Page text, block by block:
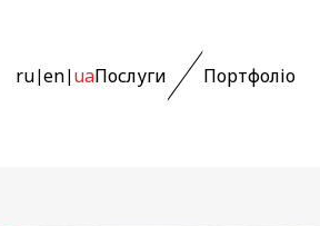
ru|en| uaПослуги Портфоліо